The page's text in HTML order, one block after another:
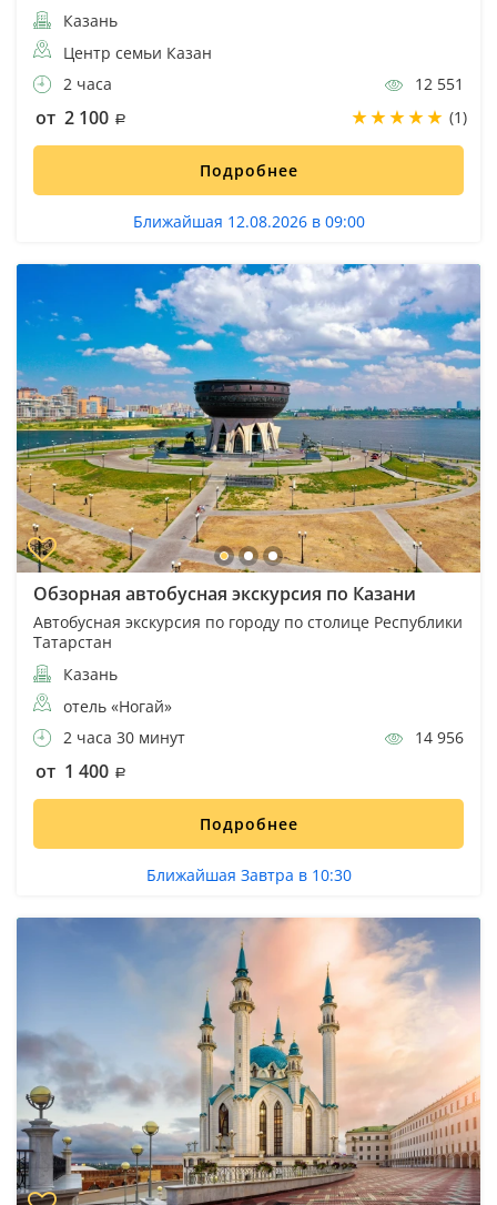
Казань
Центр семьи Казан
2 часа
12 551
от 2 100 (1)
Подробнее
Ближайшая 12.08.2026 в 09:00
Обзорная автобусная экскурсия по Казани
Автобусная экскурсия по городу по столице Республики
Татарстан
Казань
отель «Ногай»
2 часа 30 минут
14 956
от 1 400
Подробнее
Ближайшая Завтра в 10:30